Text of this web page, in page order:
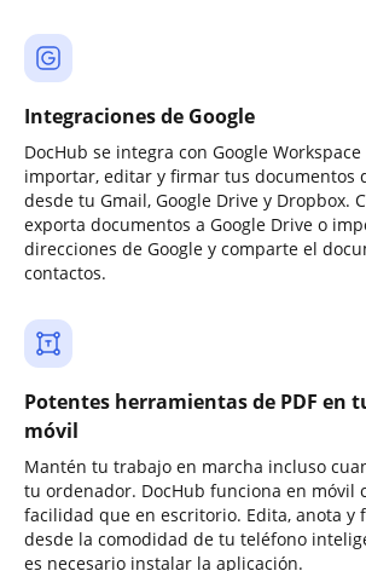
Integraciones de Google
DocHub se integra con Google
importar, editar y firmar tus documentos
desde tu Gmail, Google Drive y Dropbox.
exporta documentos a Google Drive o
direcciones de Google y comparte el
contactos.
Potentes herramientas de PDF en
móvil
Mantén tu trabajo en marcha incluso
tu ordenador. DocHub funciona en móvil
facilidad que en escritorio. Edita, anota y
desde la comodidad de tu teléfono
es necesario instalar la aplicación.